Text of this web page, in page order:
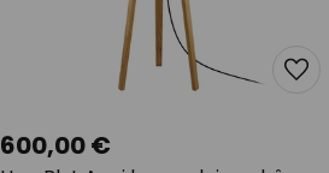
600,00 €